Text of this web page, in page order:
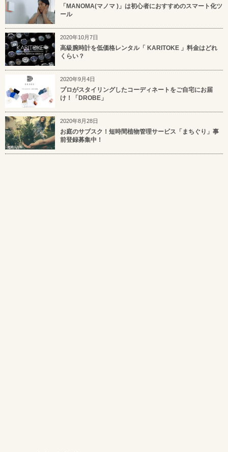
「MANOMA(マノマ )」は初心者におすすめのスマート化ツ
ール
2020年10月7日
高級腕時計を低価格レンタル「 KARITOKE 」料金はどれ
くらい？
2020年9月4日
プロがスタイリングしたコーディネートをご自宅にお届
け！「DROBE」
2020年8月28日
お庭のサブスク！短時間植物管理サービス「まちぐり」事
前登録募集中！